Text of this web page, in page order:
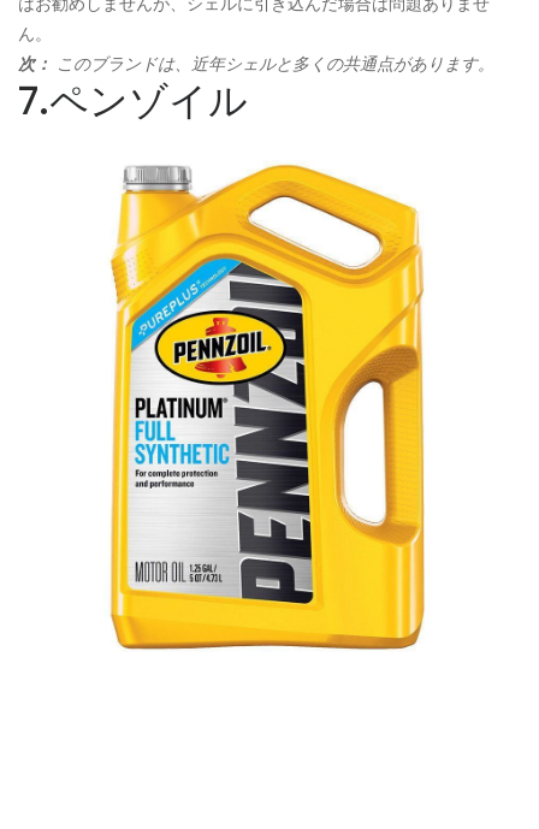
ん。
次： このブランドは、近年シェルと多くの共通点があります。
7.ペンゾイル